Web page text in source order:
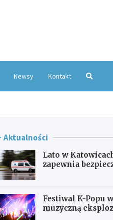
Newsy Kontakt
Aktualności
Lato w
zapewnia
Festiwal K-Popu
muzyczną